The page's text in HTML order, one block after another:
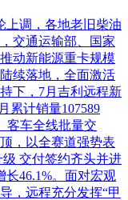
上调，各地老旧柴油
交通运输部、国家
动新能源重卡规模
续落地，全面激活
下，7月吉利远程新
累计销量107589
客车全线批量交
，以全赛道强势表
交付签约齐头并进
46.1%。面对宏观
，远程充分发挥“甲